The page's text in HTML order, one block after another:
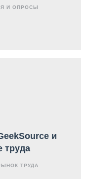
И ОПРОСЫ
и
труда
ТРУДА